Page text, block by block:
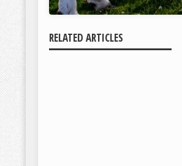
RELATED ARTICLES